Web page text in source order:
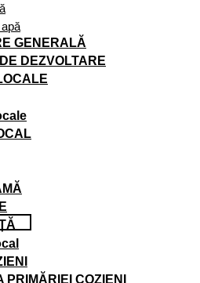
GENERALĂ
DEZVOLTARE
PRIMĂRIEI COZIENI